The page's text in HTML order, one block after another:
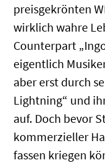
preisgekrönten
wirklich wahre
Counterpart
eigentlich
aber erst durch
Lightning“ und
auf. Doch bevor
kommerzieller
fassen kriegen